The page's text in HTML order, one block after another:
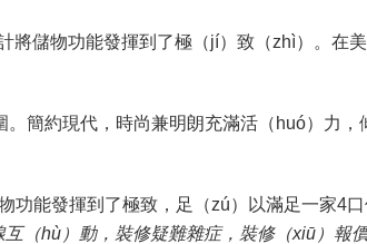
將儲物功能發揮到了極（jí）致（zhì）。在
簡約現代，時尚兼明朗充滿活（huó）力
能發揮到了極致，足（zú）以滿足一家4口
（hù）動，裝修疑難雜症，裝修（xiū）報